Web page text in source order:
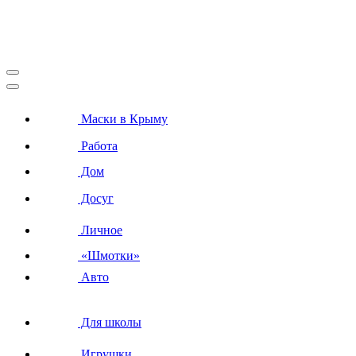
Маски в Крыму
Работа
Дом
Досуг
Личное
«Шмотки»
Авто
Для школы